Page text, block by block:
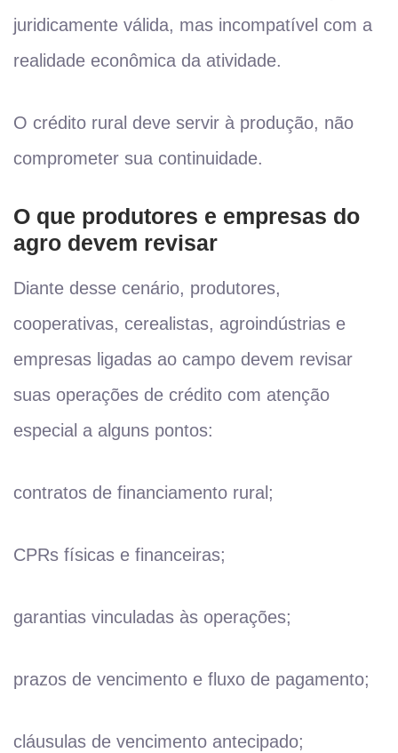
juridicamente válida, mas incompatível com a
realidade econômica da atividade.
O crédito rural deve servir à produção, não
comprometer sua continuidade.
O que produtores e empresas do
agro devem revisar
Diante desse cenário, produtores,
cooperativas, cerealistas, agroindústrias e
empresas ligadas ao campo devem revisar
suas operações de crédito com atenção
especial a alguns pontos:
contratos de financiamento rural;
CPRs físicas e financeiras;
garantias vinculadas às operações;
prazos de vencimento e fluxo de pagamento;
cláusulas de vencimento antecipado;